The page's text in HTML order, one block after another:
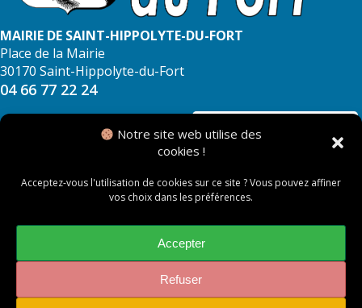
Notre site web utilise des
cookies !
Acceptez-vous l'utilisation de cookies sur ce site ? Vous pouvez affiner
vos choix dans les préférences.
Accepter
Refuser
MAIRIE DE SAINT-HIPPOLYTE-DU-FORT
Place de la Mairie
30170 Saint-Hippolyte-du-Fort
04 66 77 22 24
NOUS CONTACTER
Mentions légales
Politique des cookies